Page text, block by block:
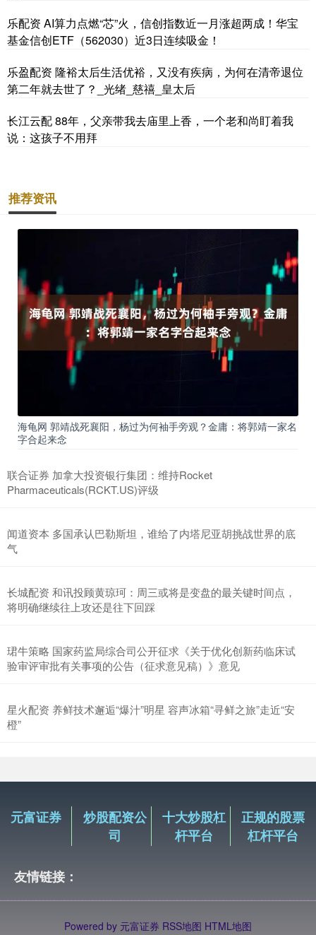
乐配资 AI算力点燃“芯”火，信创指数近一月涨超两成！华宝
基金信创ETF（562030）近3日连续吸金！
乐盈配资 隆裕太后生活优裕，又没有疾病，为何在清帝退位
第二年就去世了？_光绪_慈禧_皇太后
长江云配 88年，父亲带我去庙里上香，一个老和尚盯着我
说：这孩子不用拜
推荐资讯
海龟网 郭靖战死襄阳，杨过为何袖手旁观？金庸：将郭靖一家名
字合起来念
联合证券 加拿大投资银行集团：维持Rocket
Pharmaceuticals(RCKT.US)评级
闻道资本 多国承认巴勒斯坦，谁给了内塔尼亚胡挑战世界的底
气
长城配资 和讯投顾黄琼珂：周三或将是变盘的最关键时间点，
将明确继续往上攻还是往下回踩
珺牛策略 国家药监局综合司公开征求《关于优化创新药临床试
验审评审批有关事项的公告（征求意见稿）》意见
星火配资 养鲜技术邂逅“爆汁”明星 容声冰箱“寻鲜之旅”走近“安
橙”
元富证券
炒股配资公
司
十大炒股杠
杆平台
正规的股票
杠杆平台
友情链接：
Powered by 元富证券 RSS地图 HTML地图